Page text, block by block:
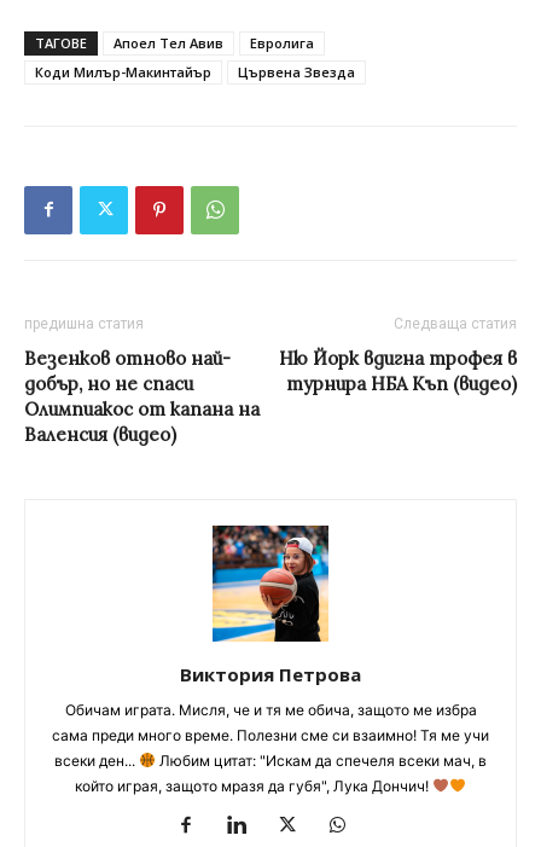
ТАГОВЕ Апоел Тел Авив
Евролига
Коди Милър-Макинтайър
Цървена Звезда
предишна статия
Везенков отново най-
добър, но не спаси
Олимпиакос от капана на
Валенсия (видео)
Следваща статия
Ню Йорк вдигна трофея в
турнира НБА Къп (видео)
Виктория Петрова
Обичам играта. Мисля, че и тя ме обича, защото ме избра
сама преди много време. Полезни сме си взаимно! Тя ме учи
всеки ден...
Любим цитат: "Искам да спечеля всеки мач, в
който играя, защото мразя да губя", Лука Дончич!